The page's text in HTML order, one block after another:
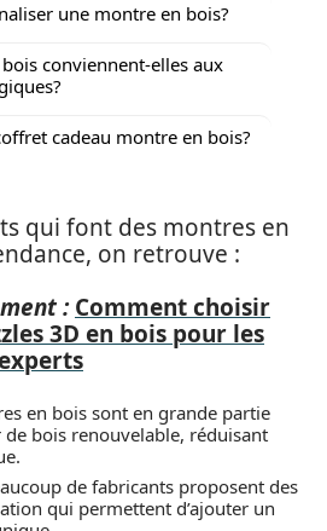
une montre en bois?
conviennent-elles aux
cadeau montre en bois?
qui font des montres en
on retrouve :
: Comment choisir
3D en bois pour les
en bois sont en grande partie
bois renouvelable, réduisant
de fabricants proposent des
qui permettent d’ajouter un